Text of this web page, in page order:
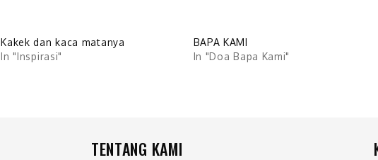
Kakek dan kaca matanya
In "Inspirasi"
BAPA KAMI
In "Doa Bapa Kami"
TENTANG KAMI